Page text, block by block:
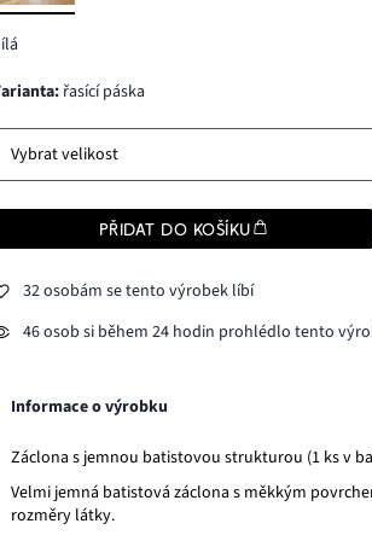
varianta: řasící páska
Vybrat velikost
PŘIDAT DO KOŠÍKU
32 osobám se tento výrobek líbí
46 osob si během 24 hodin prohlédlo tento
Informace o výrobku
Záclona s jemnou batistovou strukturou (1 ks v
Velmi jemná batistová záclona s měkkým
rozměry látky.